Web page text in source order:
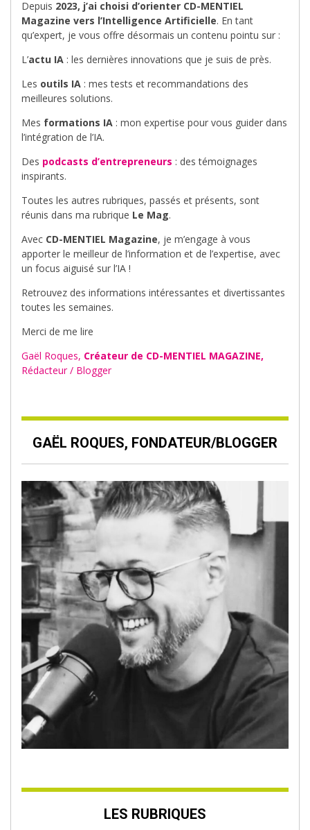
Depuis 2023, j’ai choisi d’orienter CD-MENTIEL
Magazine vers l’Intelligence Artificielle. En tant
qu’expert, je vous offre désormais un contenu pointu sur :
L’actu IA : les dernières innovations que je suis de près.
Les outils IA : mes tests et recommandations des
meilleures solutions.
Mes formations IA : mon expertise pour vous guider dans
l’intégration de l’IA.
Des podcasts d’entrepreneurs : des témoignages
inspirants.
Toutes les autres rubriques, passés et présents, sont
réunis dans ma rubrique Le Mag.
Avec CD-MENTIEL Magazine, je m’engage à vous
apporter le meilleur de l’information et de l’expertise, avec
un focus aiguisé sur l’IA !
Retrouvez des informations intéressantes et divertissantes
toutes les semaines.
Merci de me lire
Gaël Roques, Créateur de CD-MENTIEL MAGAZINE,
Rédacteur / Blogger
GAËL ROQUES, FONDATEUR/BLOGGER
LES RUBRIQUES